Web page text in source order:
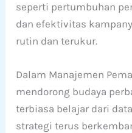
seperti pertumbuhan
dan efektivitas
rutin dan terukur.
Dalam Manajemen
mendorong budaya
terbiasa belajar dari
strategi terus